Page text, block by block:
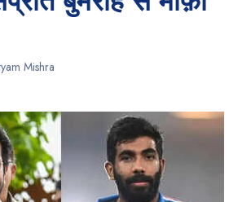
Mishra